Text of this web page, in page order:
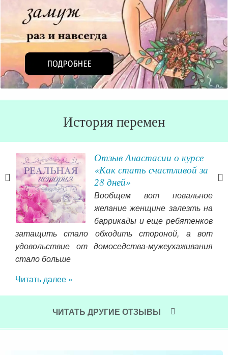
История перемен
Отзыв Анастасии о курсе
«Как стать счастливой за
28 дней»
Вообщем вот повальное
желание женщине залезть на
баррикады и еще ребятенков
затащить стало обходить стороной, а вот
удовольствие от домоседства-мужеухаживания
стало больше
Читать далее »
ЧИТАТЬ ДРУГИЕ ОТЗЫВЫ